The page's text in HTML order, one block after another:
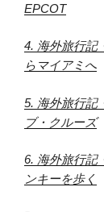
EPCOT
4. 海外旅行記
らマイアミへ
5. 海外旅行
ブ・クルーズ
6. 海外旅行記
ンキーを歩く